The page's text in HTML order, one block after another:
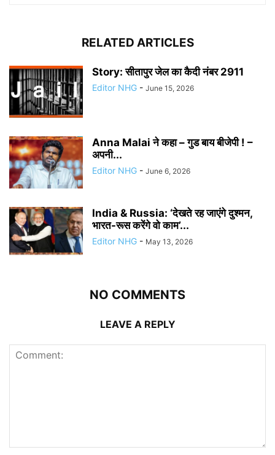
RELATED ARTICLES
Story: सीतापुर जेल का कैदी नंबर 2911
Editor NHG - June 15, 2026
Anna Malai ने कहा – गुड बाय बीजेपी ! –
अपनी...
Editor NHG - June 6, 2026
India & Russia: ‘देखते रह जाएंगे दुश्मन,
भारत-रूस करेंगे वो काम’...
Editor NHG - May 13, 2026
NO COMMENTS
LEAVE A REPLY